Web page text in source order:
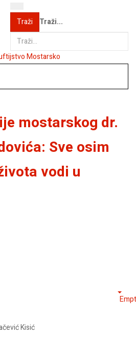
Traži Traži...
Mostarsko
mostarskog dr.
Sve osim
vodi u
Kisić